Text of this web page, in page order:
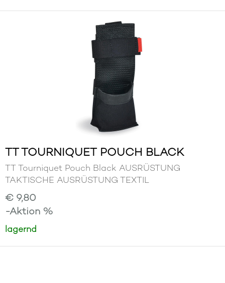
TT TOURNIQUET POUCH BLACK
TT Tourniquet Pouch Black AUSRÜSTUNG
TAKTISCHE AUSRÜSTUNG TEXTIL
€ 9,80
-Aktion %
lagernd